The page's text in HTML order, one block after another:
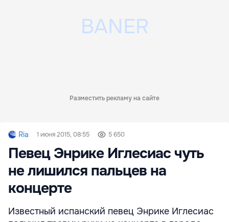
Разместить рекламу на сайте
Ria 1 июня 2015, 08:55 5 650
Певец Энрике Иглесиас чуть
не лишился пальцев на
концерте
Известный испанский певец Энрике Иглесиас